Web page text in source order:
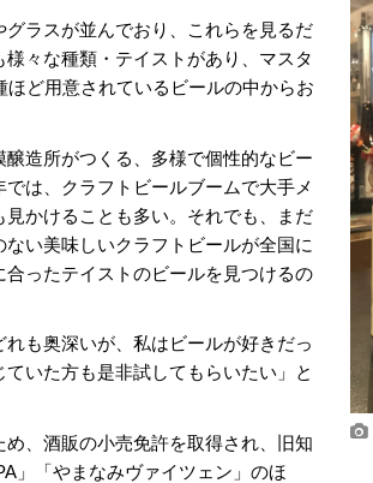
ラスが並んでおり、これらを見るだ
々な種類・テイストがあり、マスタ
ど用意されているビールの中からお
造所がつくる、多様で個性的なビー
は、クラフトビールブームで大手メ
かけることも多い。それでも、まだ
い美味しいクラフトビールが全国に
ったテイストのビールを見つけるの
も奥深いが、私はビールが好きだっ
いた方も是非試してもらいたい」と
、酒販の小売免許を取得され、旧知
」「やまなみヴァイツェン」のほ